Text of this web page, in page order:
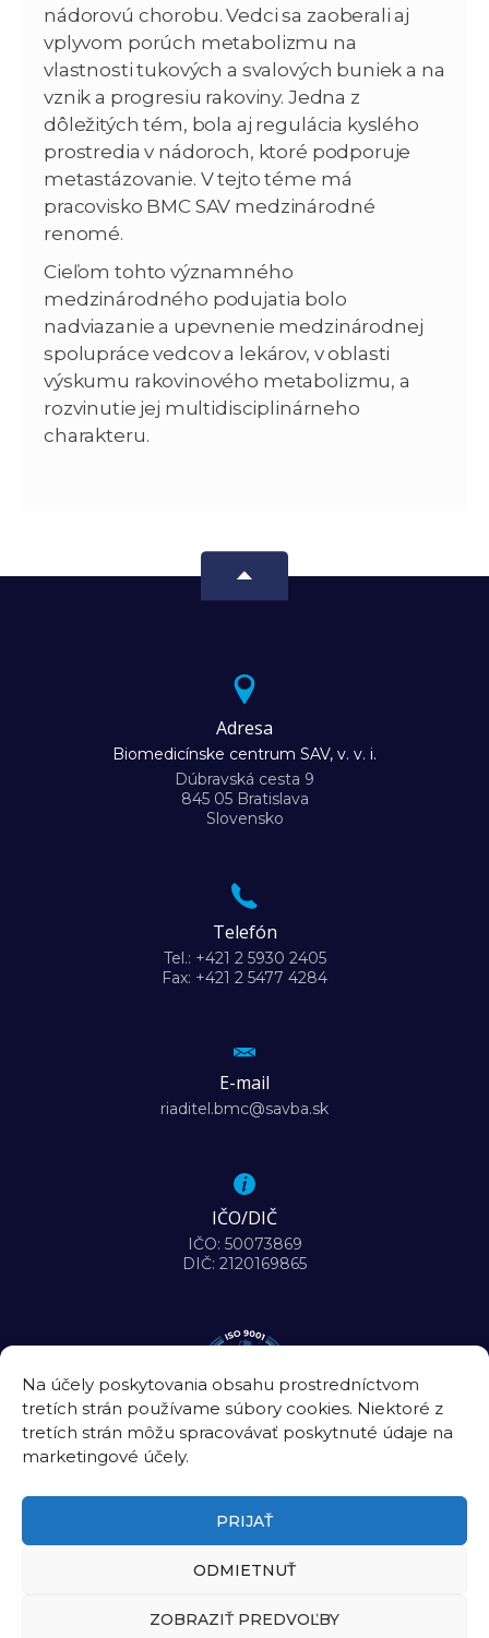
Na účely poskytovania obsahu prostredníctvom
tretích strán používame súbory cookies. Niektoré z
tretích strán môžu spracovávať poskytnuté údaje na
marketingové účely.
PRIJAŤ
ODMIETNUŤ
ZOBRAZIŤ PREDVOĽBY
nádorovú chorobu. Vedci sa zaoberali aj
vplyvom porúch metabolizmu na
vlastnosti tukových a svalových buniek a na
vznik a progresiu rakoviny. Jedna z
dôležitých tém, bola aj regulácia kyslého
prostredia v nádoroch, ktoré podporuje
metastázovanie. V tejto téme má
pracovisko BMC SAV medzinárodné
renomé.
Cieľom tohto významného
medzinárodného podujatia bolo
nadviazanie a upevnenie medzinárodnej
spolupráce vedcov a lekárov, v oblasti
výskumu rakovinového metabolizmu, a
rozvinutie jej multidisciplinárneho
charakteru.
Adresa
Biomedicínske centrum SAV, v. v. i.
Dúbravská cesta 9
845 05 Bratislava
Slovensko
Telefón
Tel.: +421 2 5930 2405
Fax: +421 2 5477 4284
E-mail
riaditel.bmc@savba.sk
IČO/DIČ
IČO: 50073869
DIČ: 2120169865
Úradná tabuľa| Intranet|Kontakt